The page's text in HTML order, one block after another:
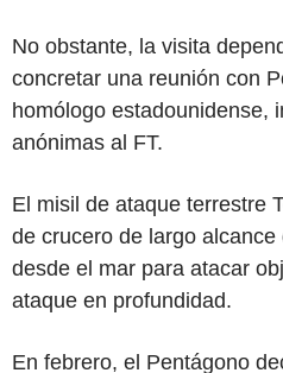
No obstante, la visita
concretar una reunión con
homólogo estadounidense,
anónimas al FT.
El misil de ataque terrestre
de crucero de largo
desde el mar para atacar
ataque en profundidad.
En febrero, el Pentágono